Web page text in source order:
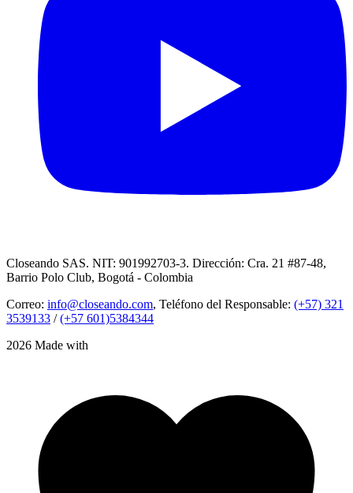
Closeando SAS. NIT: 901992703-3. Dirección: Cra. 21 #87-48,
Barrio Polo Club, Bogotá - Colombia
Correo: info@closeando.com, Teléfono del Responsable: (+57) 321
3539133 /(+57 601)5384344
2026 Made with